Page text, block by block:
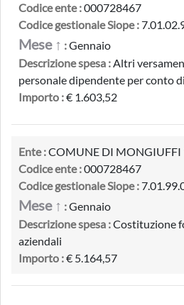
Codice ente :000728467
Codice gestionale Siope :
Mese ↑ :Gennaio
Descrizione spesa :Altri
personale dipendente per conto
Importo :€ 1.603,52
Ente :COMUNE DI MONGIUFFI
Codice ente :000728467
Codice gestionale Siope :
Mese ↑ :Gennaio
Descrizione spesa :Costituzione
aziendali
Importo :€ 5.164,57